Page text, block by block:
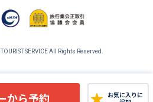
から予約
お気に入りに
SERVICE All Rights Reserved.